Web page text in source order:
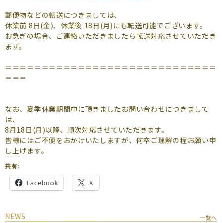
郵便物などの転送につきましては、
休業前 8日(金)、休業後 18日(月)にも転送可能でございます。
お急ぎの場合、ご連絡いただきましたら転送対応させていただき
ます。
＝＝＝＝＝＝＝＝＝＝＝＝＝＝＝＝＝＝＝＝＝＝＝＝＝＝＝＝＝
＝＝＝
なお、夏季休業期間中に頂きましたお問い合わせにつきまして
は、
8月18日(月)以降、順次対応させていただきます。
皆様にはご不便をおかけいたしますが、何卒ご理解の程お願い申
し上げます。
共有:
Facebook X
NEWS
一覧へ